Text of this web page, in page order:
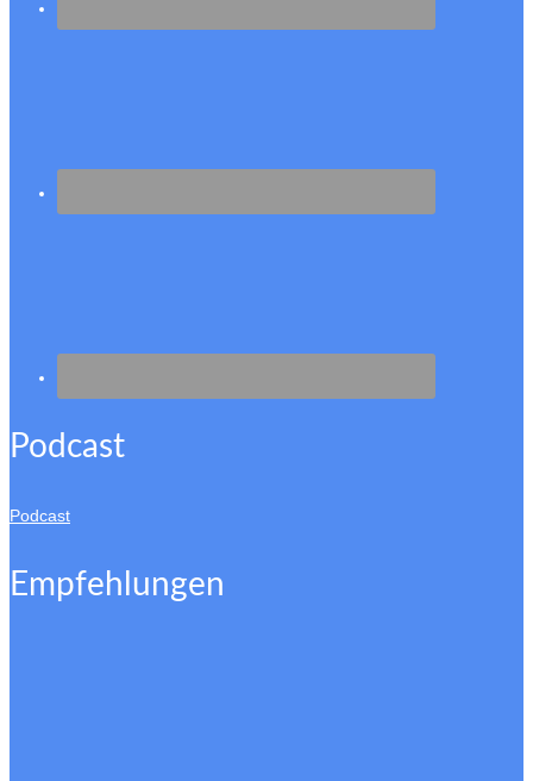
Podcast
Podcast
Empfehlungen